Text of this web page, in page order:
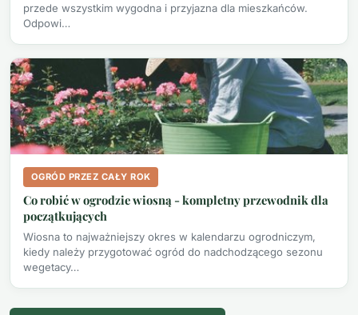
przede wszystkim wygodna i przyjazna dla mieszkańców.
Odpowi…
OGRÓD PRZEZ CAŁY ROK
Co robić w ogrodzie wiosną - kompletny przewodnik dla
początkujących
Wiosna to najważniejszy okres w kalendarzu ogrodniczym,
kiedy należy przygotować ogród do nadchodzącego sezonu
wegetacy…